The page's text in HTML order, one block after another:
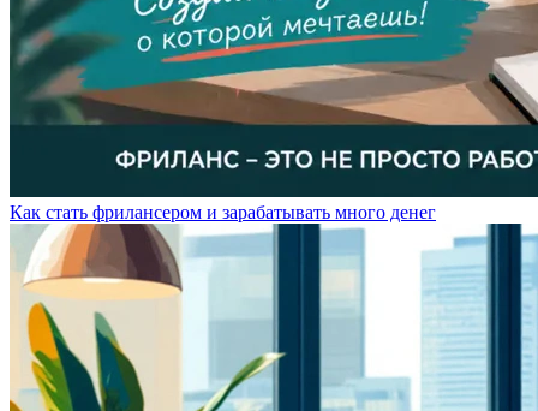
Как стать фрилансером и зарабатывать много денег